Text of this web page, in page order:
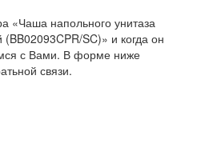
«Чаша напольного унитаза
SC)» и когда он
с Вами. В форме ниже
связи.